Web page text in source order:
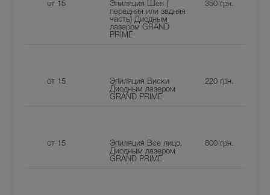
от 15
Эпиляция Шея (
передняя или задняя
часть) Диодным
лазером GRAND
PRIME
350грн.
от 15
Эпиляция Виски
Диодным лазером
GRAND PRIME
220грн.
от 15
Эпиляция Все лицо,
Диодным лазером
GRAND PRIME
800грн.